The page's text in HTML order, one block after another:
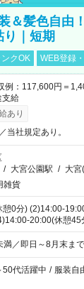
＆髪色自由
り｜短期
ンクOK WEB登録
例：117,600円＝
支給
あり
当社規定あり。
/ 大宮公園駅 / 大宮
雑貨
0分) (2)14:00-
20:00(休憩45
満／即日～8月末ま
50代活躍中 / 服装自